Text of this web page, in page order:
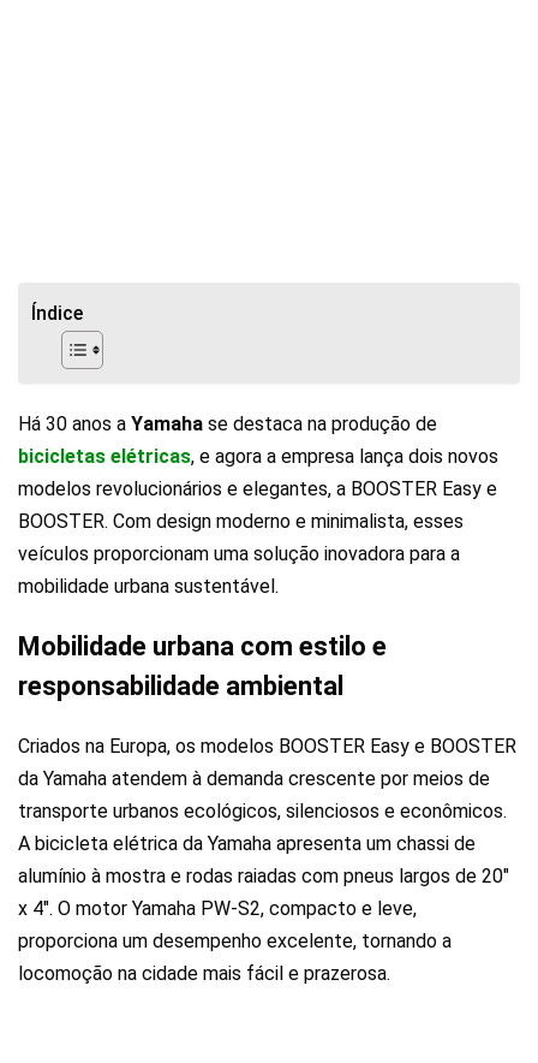
Índice
Há 30 anos a Yamaha se destaca na produção de
bicicletas elétricas, e agora a empresa lança dois novos
modelos revolucionários e elegantes, a BOOSTER Easy e
BOOSTER. Com design moderno e minimalista, esses
veículos proporcionam uma solução inovadora para a
mobilidade urbana sustentável.
Mobilidade urbana com estilo e
responsabilidade ambiental
Criados na Europa, os modelos BOOSTER Easy e BOOSTER
da Yamaha atendem à demanda crescente por meios de
transporte urbanos ecológicos, silenciosos e econômicos.
A bicicleta elétrica da Yamaha apresenta um chassi de
alumínio à mostra e rodas raiadas com pneus largos de 20″
x 4″. O motor Yamaha PW-S2, compacto e leve,
proporciona um desempenho excelente, tornando a
locomoção na cidade mais fácil e prazerosa.